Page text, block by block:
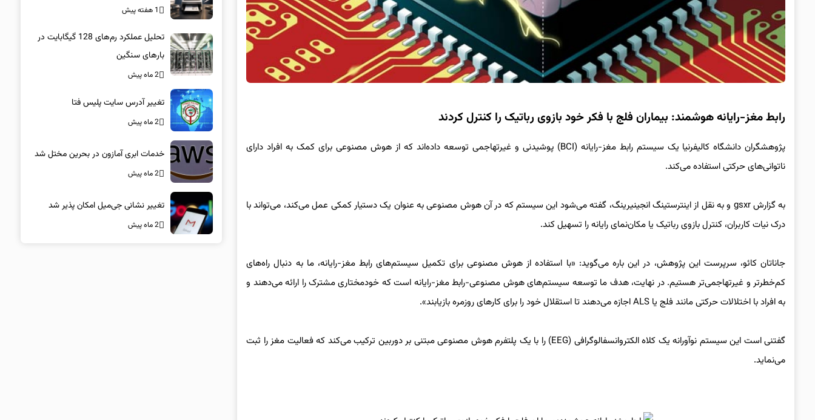
رابط مغز-رایانه هوشمند: بیماران فلج با فکر خود بازوی رباتیک را کنترل کردند
پژوهشگران دانشگاه کالیفرنیا یک سیستم رابط مغز-رایانه (BCI) پوشیدنی و غیرتهاجمی توسعه داده‌اند که از هوش مصنوعی برای کمک به افراد دارای
ناتوانی‌های حرکتی استفاده می‌کند.
به گزارش gsxr و به نقل از اینترستینگ انجینیرینگ، گفته می‌شود این سیستم که در آن هوش مصنوعی به عنوان یک دستیار کمکی عمل می‌کند، می‌تواند با
درک نیات کاربران، کنترل بازوی رباتیک یا مکان‌نمای رایانه را تسهیل کند.
جاناتان کائو، سرپرست این پژوهش، در این باره می‌گوید: «با استفاده از هوش مصنوعی برای تکمیل سیستم‌های رابط مغز-رایانه، ما به دنبال راه‌های
کم‌خطرتر و غیرتهاجمی‌تر هستیم. در نهایت، هدف ما توسعه سیستم‌های هوش مصنوعی-رابط مغز-رایانه است که خودمختاری مشترک را ارائه می‌دهند و
به افراد با اختلالات حرکتی مانند فلج یا ALS اجازه می‌دهند تا استقلال خود را برای کارهای روزمره بازیابند».
گفتنی است این سیستم نوآورانه یک کلاه الکتروانسفالوگرافی (EEG) را با یک پلتفرم هوش مصنوعی مبتنی بر دوربین ترکیب می‌کند که فعالیت مغز را ثبت
می‌نماید.
1 هفته پیش
تحلیل عملکرد رم‌های 128 گیگابایت در
بارهای سنگین
2 ماه پیش
تغییر آدرس سایت پلیس فتا
2 ماه پیش
خدمات ابری آمازون در بحرین مختل شد
2 ماه پیش
تغییر نشانی جی‌میل امکان پذیر شد
2 ماه پیش